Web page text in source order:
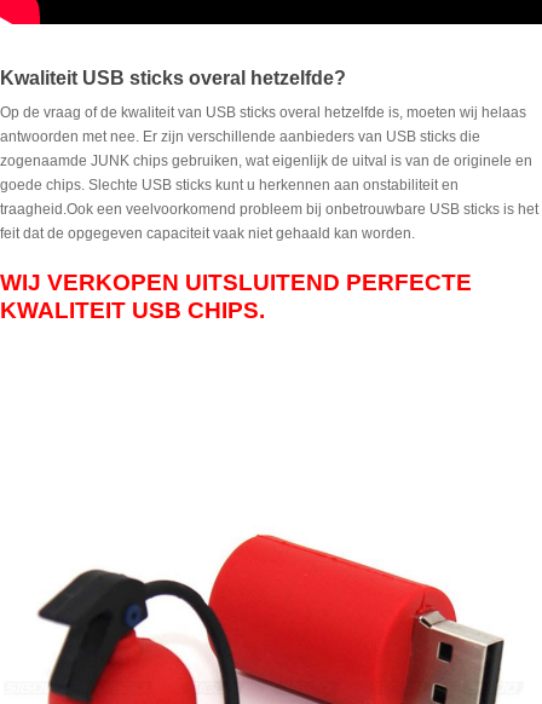
Kwaliteit USB sticks overal hetzelfde?
Op de vraag of de kwaliteit van USB sticks overal hetzelfde is, moeten wij helaas
antwoorden met nee. Er zijn verschillende aanbieders van USB sticks die
zogenaamde JUNK chips gebruiken, wat eigenlijk de uitval is van de originele en
goede chips. Slechte USB sticks kunt u herkennen aan onstabiliteit en
traagheid.Ook een veelvoorkomend probleem bij onbetrouwbare USB sticks is het
feit dat de opgegeven capaciteit vaak niet gehaald kan worden.
WIJ VERKOPEN UITSLUITEND PERFECTE
KWALITEIT USB CHIPS.